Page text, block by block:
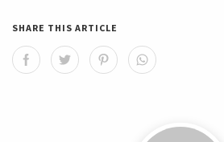
SHARE THIS ARTICLE